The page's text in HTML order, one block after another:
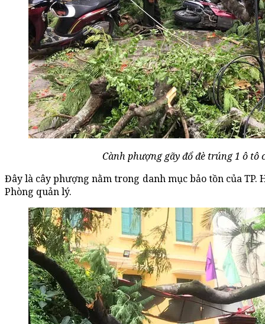
Cành phượng gãy đổ đè trúng 1 ô tô
Đây là cây phượng nằm trong danh mục bảo tồn của TP.
Phòng quản lý.